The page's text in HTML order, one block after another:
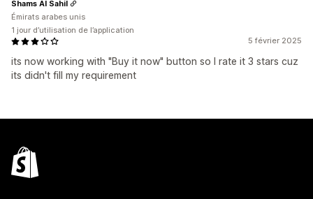
5 février 2025
its now working with "Buy it now" button so I rate it 3 stars cuz
its didn't fill my requirement
Shams Al Sahil
Émirats arabes unis
1 jour d’utilisation de l’application